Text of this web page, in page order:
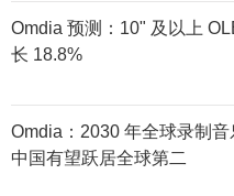
Omdia 预测：10" 及以上
长 18.8%
Omdia：2030 年全球录制音
中国有望跃居全球第二